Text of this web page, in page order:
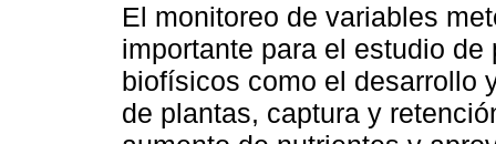
El monitoreo de variables
importante para el estudio de
biofísicos como el desarrollo
de plantas, captura y